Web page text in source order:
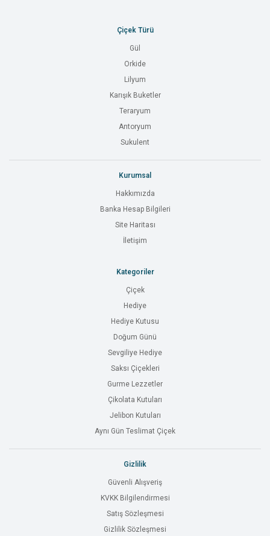
Çiçek Türü
Gül
Orkide
Lilyum
Karışık Buketler
Teraryum
Antoryum
Sukulent
Kurumsal
Hakkımızda
Banka Hesap Bilgileri
Site Haritası
İletişim
Kategoriler
Çiçek
Hediye
Hediye Kutusu
Doğum Günü
Sevgiliye Hediye
Saksı Çiçekleri
Gurme Lezzetler
Çikolata Kutuları
Jelibon Kutuları
Aynı Gün Teslimat Çiçek
Gizlilik
Güvenli Alışveriş
KVKK Bilgilendirmesi
Satış Sözleşmesi
Gizlilik Sözleşmesi